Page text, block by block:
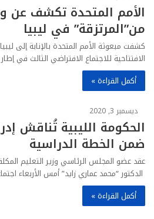
من”المرتزقة” في ليبيا
كشفت مبعوثة الأمم المتحدة بالإنابة إلى
الافتتاحية للاجتماع الافتراضي الثالث في
أكمل القراءة »
ديسمبر 3, 2020
الحكومة الليبية تُناقش
ضمن الخطة الدراسية
عقد عضو المجلس الرئاسي وزير التعليم
الدكتور “محمد عماري زايد” أمس الأربعاء
أكمل القراءة »